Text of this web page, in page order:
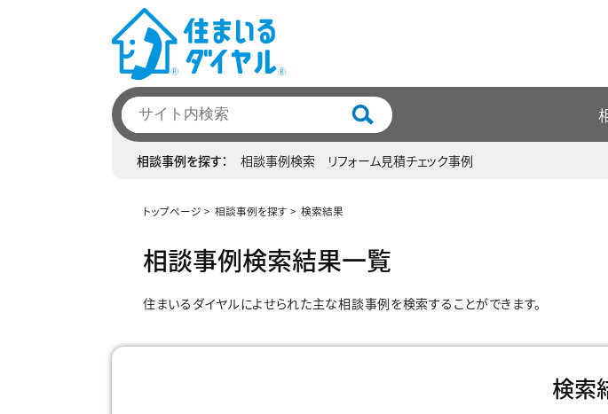
相談事例を探す 相談事例検索 リフォーム見積チェック事例
トップページ 相談事例を探す 検索結果
相談事例検索結果一覧
住まいるダイヤルによせられた主な相談事例を検索することができます。
検索